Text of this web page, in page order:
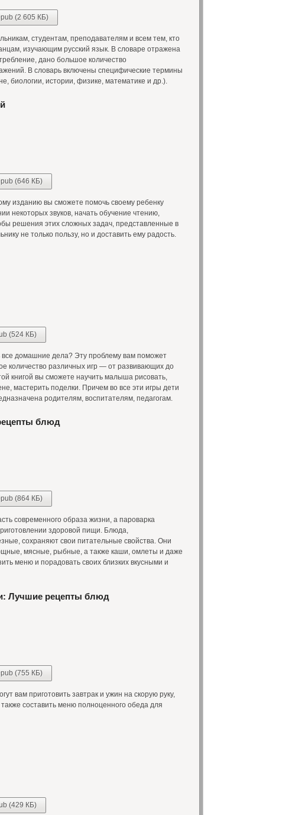
(2 605 КБ)
студентам, преподавателям и всем тем, кто
изучающим русский язык. В словаре отражена
дано большое количество
В словарь включены специфические термины
биологии, истории, физике, математике и др.).
(646 КБ)
изданию вы сможете помочь своему ребенку
некоторых звуков, начать обучение чтению,
решения этих сложных задач, представленные в
не только пользу, но и доставить ему радость.
(524 КБ)
все домашние дела? Эту проблему вам поможет
количество различных игр — от развивающих до
книгой вы сможете научить малыша рисовать,
мастерить поделки. Причем во все эти игры дети
родителям, воспитателям, педагогам.
блюд
(864 КБ)
современного образа жизни, а пароварка
здоровой пищи. Блюда,
сохраняют свои питательные свойства. Они
мясные, рыбные, а также каши, омлеты и даже
меню и порадовать своих близких вкусными и
Лучшие рецепты блюд
(755 КБ)
вам приготовить завтрак и ужин на скорую руку,
составить меню полноценного обеда для
(429 КБ)